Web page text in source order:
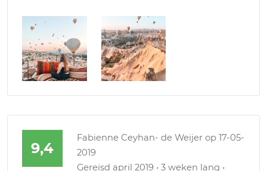
9,4
Fabienne Ceyhan- de Weijer op 17-05-
2019
Gereisd april 2019 • 3 weken lang •